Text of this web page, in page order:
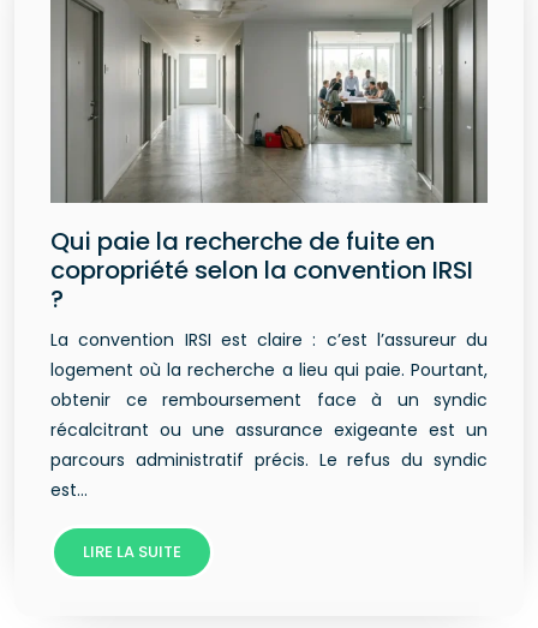
Qui paie la recherche de fuite en
copropriété selon la convention IRSI
?
La convention IRSI est claire : c’est l’assureur du
logement où la recherche a lieu qui paie. Pourtant,
obtenir ce remboursement face à un syndic
récalcitrant ou une assurance exigeante est un
parcours administratif précis. Le refus du syndic
est…
LIRE LA SUITE